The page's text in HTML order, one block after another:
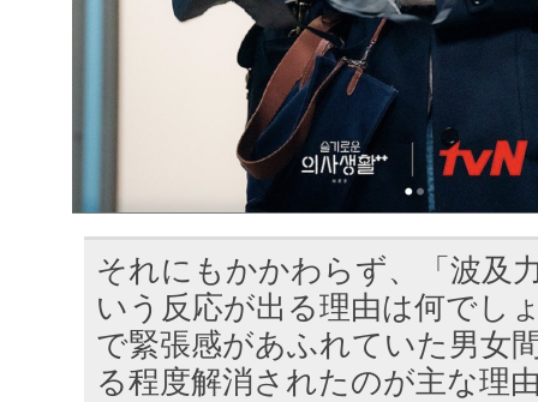
それにもかかわらず、「波及
いう反応が出る理由は何でし
で緊張感があふれていた男女
る程度解消されたのが主な理